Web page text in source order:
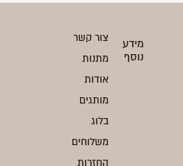
מידע
נוסף
צור קשר
מתנות
אודות
מותגים
בלוג
משלוחים
החזרות